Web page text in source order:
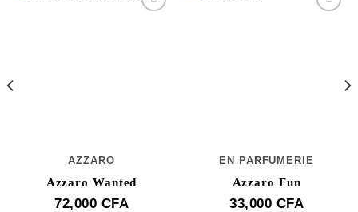
AZZARO
Azzaro Wanted
72,000 CFA
EN PARFUMERIE
Azzaro Fun
33,000 CFA